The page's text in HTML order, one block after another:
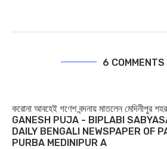
6 COMMENTS
করোনা আবহেই গণেশ বন্দনায় মাতলেন মেদিনীপুর
GANESH PUJA - BIPLABI
DAILY BENGALI NEWSPAPER OF
PURBA MEDINIPUR A